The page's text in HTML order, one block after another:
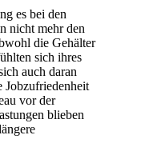
es bei den
nicht mehr den
die Gehälter
sich ihres
auch daran
Jobzufriedenheit
vor der
blieben